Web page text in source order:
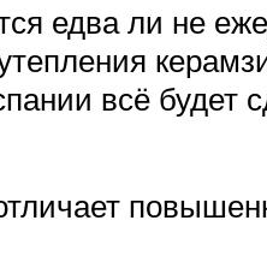
едва ли не
всё будет